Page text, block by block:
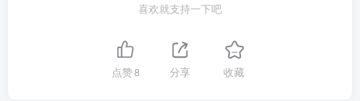
喜欢就支持一下吧
点赞8 分享 收藏